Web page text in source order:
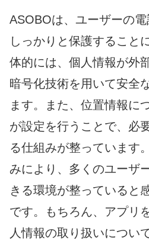
ASOBOは、ユーザーの
しっかりと保護すること
体的には、個人情報が外
暗号化技術を用いて安全
ます。また、位置情報に
が設定を行うことで、必
る仕組みが整っています
みにより、多くのユーザ
きる環境が整っていると
です。もちろん、アプリ
人情報の取り扱いについ